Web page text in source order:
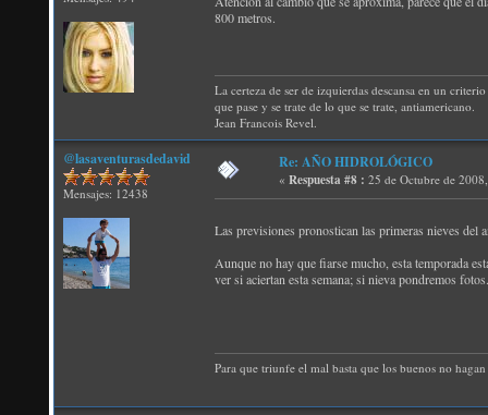
800 metros.
La certeza de ser de izquierdas descansa en un
que pase y se trate de lo que se trate, antiamericano.
Jean Francois Revel.
@lasaventurasdedavid
Mensajes: 12438
Re: AÑO HIDROLÓGICO
« Respuesta #8 : 25 de Octubre de
Las previsiones pronostican las primeras nieves del
Aunque no hay que fiarse mucho, esta temporada
ver si aciertan esta semana; si nieva pondremos fotos.
Para que triunfe el mal basta que los buenos no